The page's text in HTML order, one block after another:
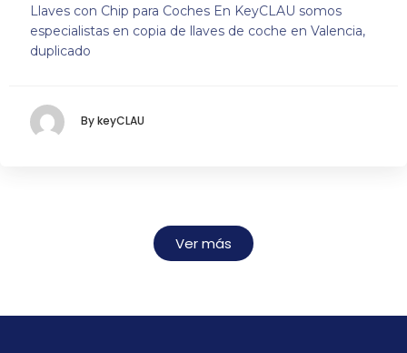
Llaves con Chip para Coches En KeyCLAU somos
especialistas en copia de llaves de coche en Valencia,
duplicado
By keyCLAU
Ver más